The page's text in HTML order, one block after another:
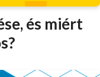
és miért